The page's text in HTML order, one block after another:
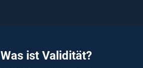
Was ist Validität?